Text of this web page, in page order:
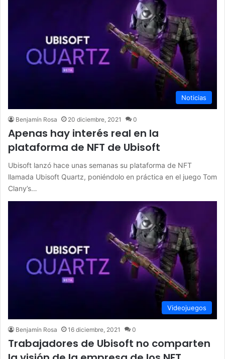
Noticias
Benjamín Rosa 20 diciembre, 2021 0
Apenas hay interés real en la
plataforma de NFT de Ubisoft
Ubisoft lanzó hace unas semanas su plataforma de NFT
llamada Ubisoft Quartz, poniéndolo en práctica en el juego Tom
Clany’s…
Videojuegos
Benjamín Rosa 16 diciembre, 2021 0
Trabajadores de Ubisoft no comparten